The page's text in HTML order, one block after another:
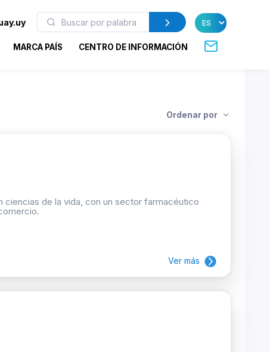
MARCA PAÍS CENTRO DE INFORMACIÓN
Ordenar por
ciencias de la vida, con un sector farmacéutico
Ver más